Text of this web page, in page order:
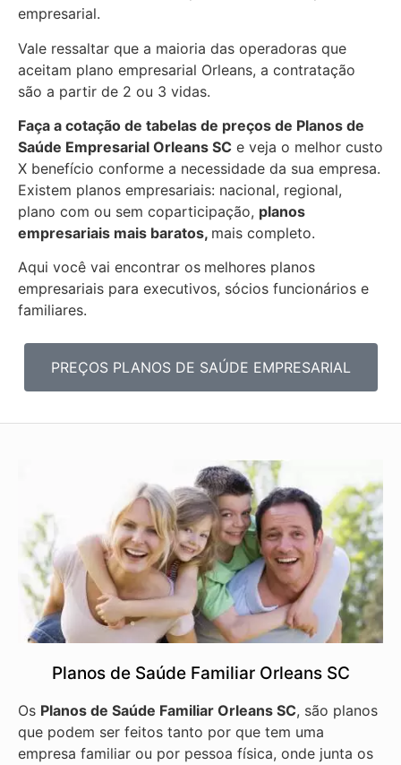
empresarial.
Vale ressaltar que a maioria das operadoras que
aceitam plano empresarial Orleans, a contratação
são a partir de 2 ou 3 vidas.
Faça a cotação de tabelas de preços de Planos de
Saúde Empresarial Orleans SC e veja o melhor custo
X benefício conforme a necessidade da sua empresa.
Existem planos empresariais: nacional, regional,
plano com ou sem coparticipação, planos
empresariais mais baratos, mais completo.
Aqui você vai encontrar os melhores planos
empresariais para executivos, sócios funcionários e
familiares.
PREÇOS PLANOS DE SAÚDE EMPRESARIAL
Planos de Saúde Familiar Orleans SC
Os Planos de Saúde Familiar Orleans SC, são planos
que podem ser feitos tanto por que tem uma
empresa familiar ou por pessoa física, onde junta os